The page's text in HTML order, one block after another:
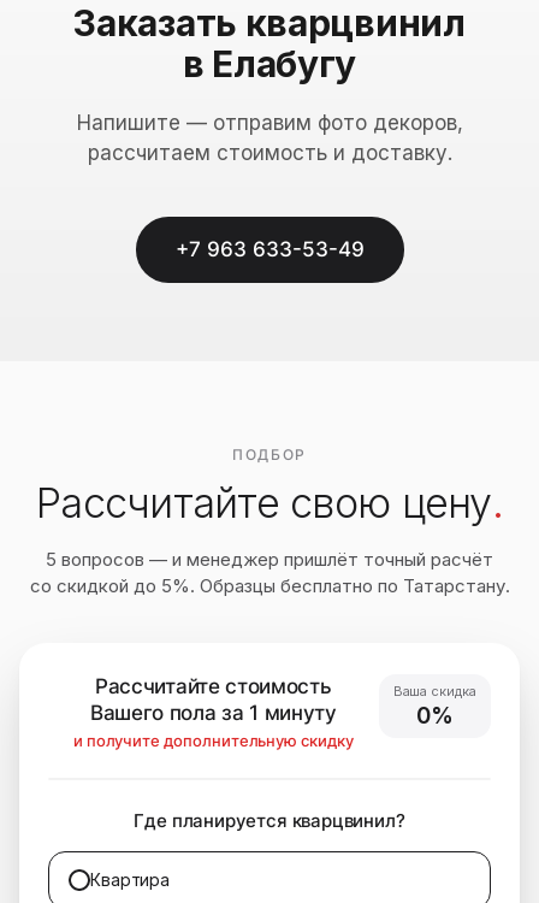
Заказать кварцвинил
в Елабугу
Напишите — отправим фото декоров,
рассчитаем стоимость и доставку.
+7 963 633-53-49
ПОДБОР
Рассчитайте свою цену.
5 вопросов — и менеджер пришлёт точный расчёт
со скидкой до 5%. Образцы бесплатно по Татарстану.
Рассчитайте стоимость
Вашего пола за 1 минуту
и получите дополнительную скидку
Ваша скидка
0%
Где планируется кварцвинил?
Квартира